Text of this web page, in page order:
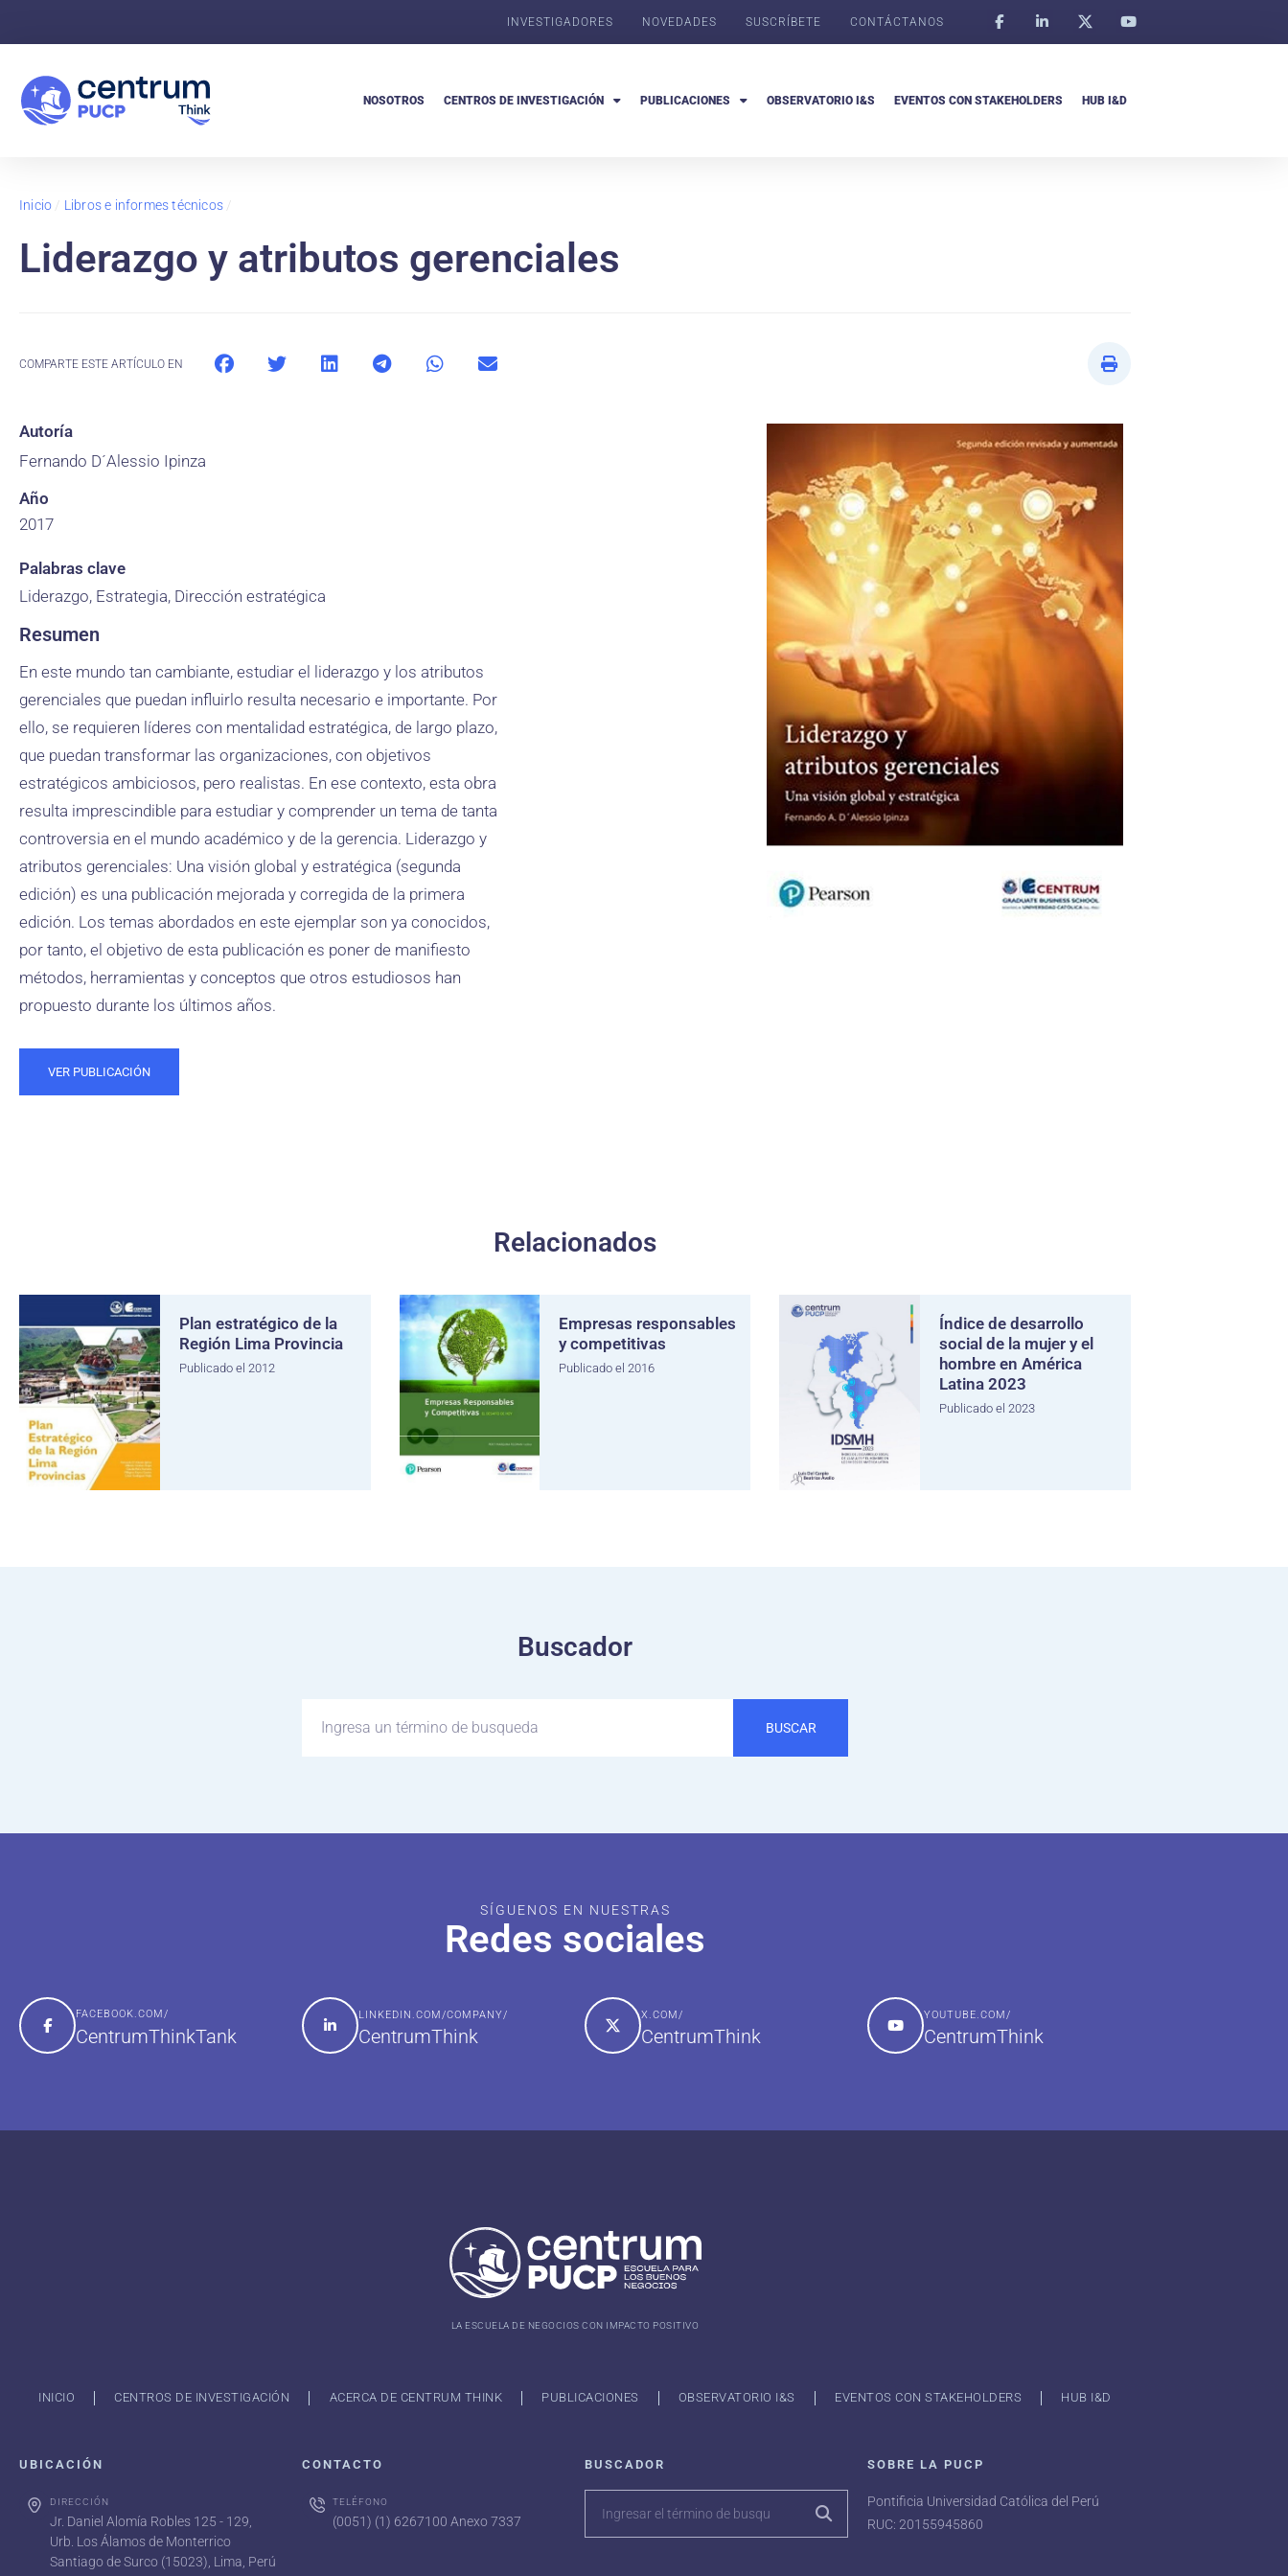
INVESTIGADORES NOVEDADES SUSCRÍBETE CONTÁCTANOS
NOSOTROS CENTROS DE INVESTIGACIÓN PUBLICACIONES OBSERVATORIO I&S EVENTOS CON STAKEHOLDERS HUB I&D
Inicio / Libros e informes técnicos /
Liderazgo y atributos gerenciales
COMPARTE ESTE ARTÍCULO EN
Autoría
Fernando D´Alessio Ipinza
Año
2017
Palabras clave
Liderazgo, Estrategia, Dirección estratégica
Resumen
En este mundo tan cambiante, estudiar el liderazgo y los atributos
gerenciales que puedan influirlo resulta necesario e importante. Por
ello, se requieren líderes con mentalidad estratégica, de largo plazo,
que puedan transformar las organizaciones, con objetivos
estratégicos ambiciosos, pero realistas. En ese contexto, esta obra
resulta imprescindible para estudiar y comprender un tema de tanta
controversia en el mundo académico y de la gerencia. Liderazgo y
atributos gerenciales: Una visión global y estratégica (segunda
edición) es una publicación mejorada y corregida de la primera
edición. Los temas abordados en este ejemplar son ya conocidos,
por tanto, el objetivo de esta publicación es poner de manifiesto
métodos, herramientas y conceptos que otros estudiosos han
propuesto durante los últimos años.
VER PUBLICACIÓN
Relacionados
Plan estratégico de la
Región Lima Provincia
Publicado el 2012
Empresas responsables
y competitivas
Publicado el 2016
Índice de desarrollo
social de la mujer y el
hombre en América
Latina 2023
Publicado el 2023
Buscador
BUSCAR
SÍGUENOS EN NUESTRAS
Redes sociales
FACEBOOK.COM/
CentrumThinkTank
LINKEDIN.COM/COMPANY/
CentrumThink
X.COM/
CentrumThink
YOUTUBE.COM/
CentrumThink
LA ESCUELA DE NEGOCIOS CON IMPACTO POSITIVO
INICIO CENTROS DE INVESTIGACIÓN ACERCA DE CENTRUM THINK PUBLICACIONES OBSERVATORIO I&S EVENTOS CON STAKEHOLDERS HUB I&D
UBICACIÓN
DIRECCIÓN
Jr. Daniel Alomía Robles 125 - 129,
Urb. Los Álamos de Monterrico
Santiago de Surco (15023), Lima, Perú
CONTACTO
TELÉFONO
(0051) (1) 6267100 Anexo 7337
BUSCADOR SOBRE LA PUCP
Pontificia Universidad Católica del Perú
RUC: 20155945860